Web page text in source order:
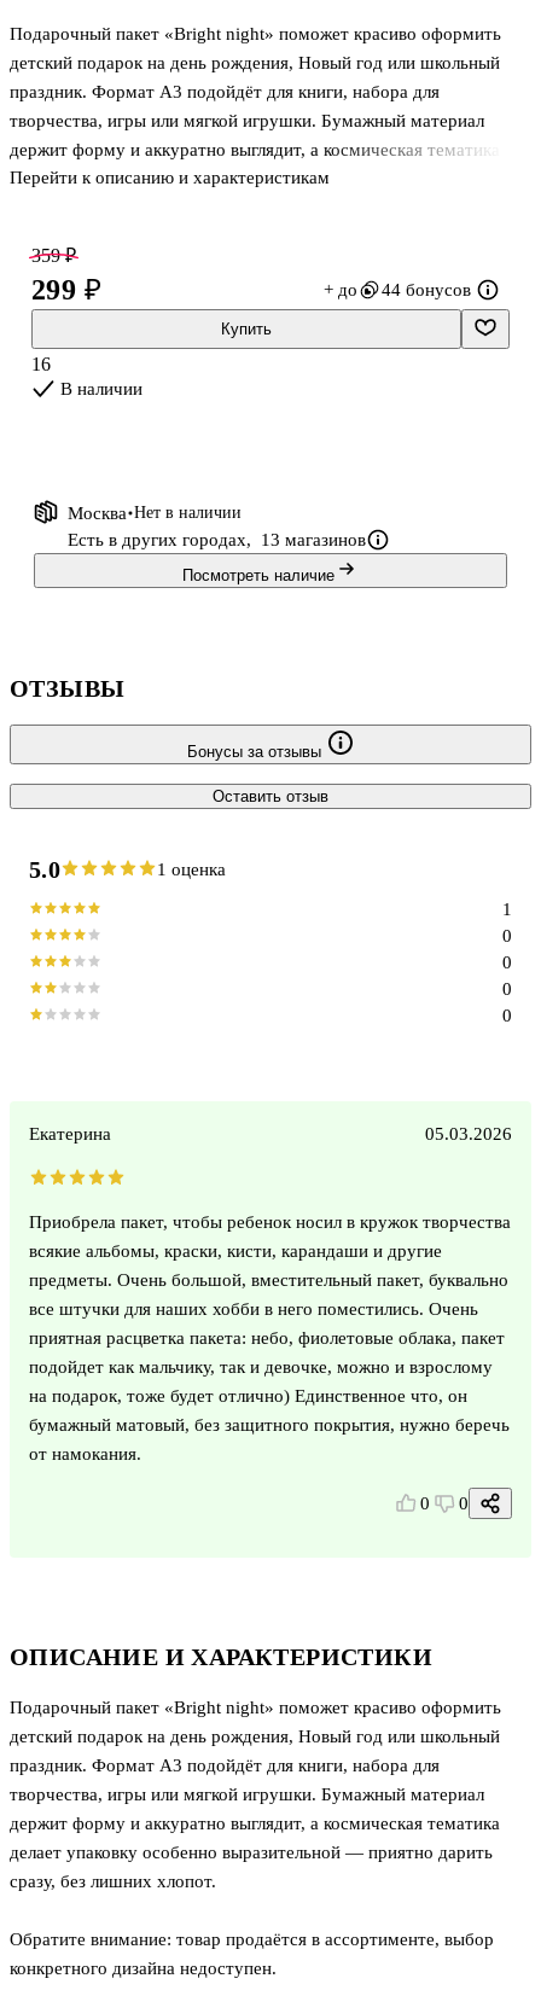
Подарочный пакет «Bright night» поможет красиво оформить
детский подарок на день рождения, Новый год или школьный
праздник. Формат А3 подойдёт для книги, набора для
творчества, игры или мягкой игрушки. Бумажный материал
держит форму и аккуратно выглядит, а космическая тематика
делает упаковку особенно выразительной — приятно дарить
Обратите внимание: товар продаётся в ассортименте, выбор
конкретного дизайна недоступен.
Перейти к описанию и характеристикам
359 ₽
299 ₽ + до 44 бонусов
Купить
16
В наличии
Москва Нет в наличии
Есть в других городах, 13 магазинов
Посмотреть наличие
ОПИСАНИЕ И ХАРАКТЕРИСТИКИ
Подарочный пакет «Bright night» поможет красиво оформить
детский подарок на день рождения, Новый год или школьный
праздник. Формат А3 подойдёт для книги, набора для
творчества, игры или мягкой игрушки. Бумажный материал
держит форму и аккуратно выглядит, а космическая тематика
делает упаковку особенно выразительной — приятно дарить
сразу, без лишних хлопот.
Обратите внимание: товар продаётся в ассортименте, выбор
конкретного дизайна недоступен.
ОТЗЫВЫ
Бонусы за отзывы
Оставить отзыв
5.0 1 оценка
0
0
0
0
1
Екатерина 05.03.2026
Приобрела пакет, чтобы ребенок носил в кружок творчества
всякие альбомы, краски, кисти, карандаши и другие
предметы. Очень большой, вместительный пакет, буквально
все штучки для наших хобби в него поместились. Очень
приятная расцветка пакета: небо, фиолетовые облака, пакет
подойдет как мальчику, так и девочке, можно и взрослому
на подарок, тоже будет отлично) Единственное что, он
бумажный матовый, без защитного покрытия, нужно беречь
от намокания.
0 0